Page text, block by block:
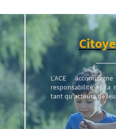
L’ACE
responsabilité et la
tant qu'acteurs de